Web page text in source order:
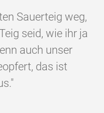
Sauerteig weg,
seid, wie ihr ja
auch unser
das ist